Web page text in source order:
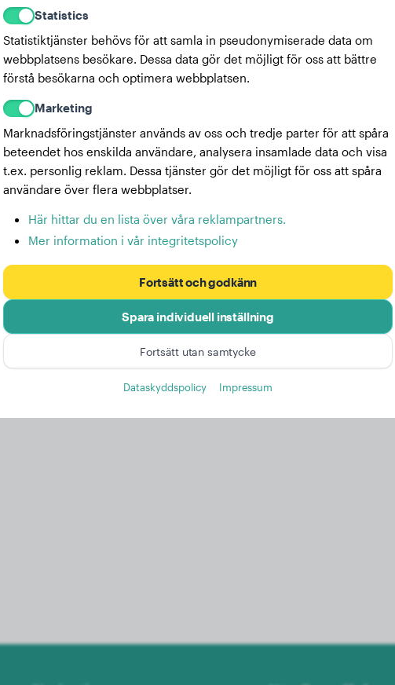
Statistics
Statistiktjänster behövs för att samla in pseudonymiserade data om
webbplatsens besökare. Dessa data gör det möjligt för oss att bättre
förstå besökarna och optimera webbplatsen.
Marketing
Marknadsföringstjänster används av oss och tredje parter för att spåra
beteendet hos enskilda användare, analysera insamlade data och visa
t.ex. personlig reklam. Dessa tjänster gör det möjligt för oss att spåra
användare över flera webbplatser.
Här hittar du en lista över våra reklampartners.
Mer information i vår integritetspolicy
Fortsätt och godkänn
Spara individuell inställning
Fortsätt utan samtycke
Dataskyddspolicy Impressum